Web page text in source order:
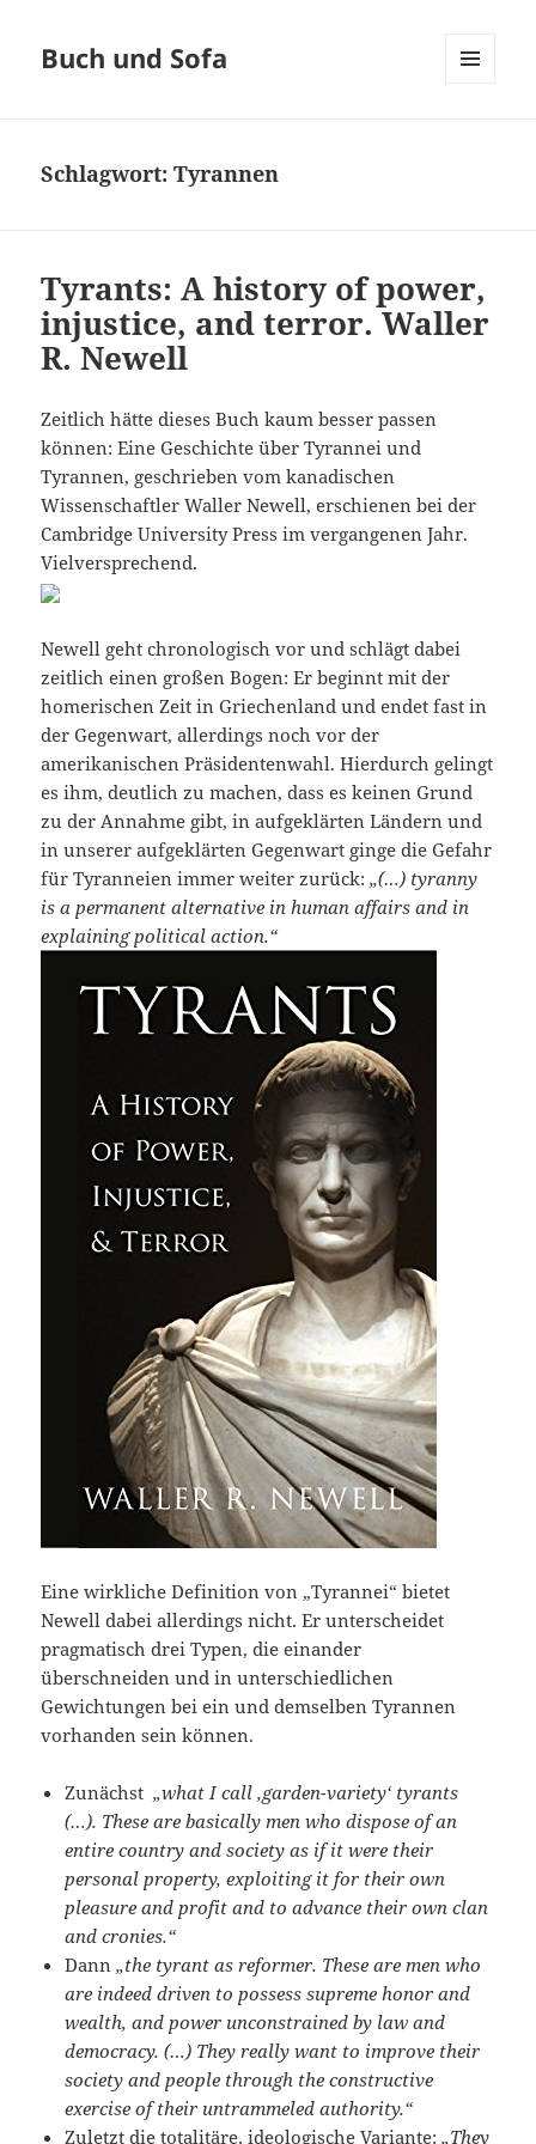
Buch und Sofa
Schlagwort:Tyrannen
Tyrants: A history of power,
injustice, and terror. Waller
R. Newell
Zeitlich hätte dieses Buch kaum besser passen
können: Eine Geschichte über Tyrannei und
Tyrannen, geschrieben vom kanadischen
Wissenschaftler Waller Newell, erschienen bei der
Cambridge University Press im vergangenen Jahr.
Vielversprechend.
Newell geht chronologisch vor und schlägt dabei
zeitlich einen großen Bogen: Er beginnt mit der
homerischen Zeit in Griechenland und endet fast in
der Gegenwart, allerdings noch vor der
amerikanischen Präsidentenwahl. Hierdurch gelingt
es ihm, deutlich zu machen, dass es keinen Grund
zu der Annahme gibt, in aufgeklärten Ländern und
in unserer aufgeklärten Gegenwart ginge die Gefahr
für Tyranneien immer weiter zurück:„(…) tyranny
is a permanent alternative in human affairs and in
explaining political action.“
Eine wirkliche Definition von „Tyrannei“ bietet
Newell dabei allerdings nicht. Er unterscheidet
pragmatisch drei Typen, die einander
überschneiden und in unterschiedlichen
Gewichtungen bei ein und demselben Tyrannen
vorhanden sein können.
Zunächst„what I call ‚garden-variety‘ tyrants
(…). These are basically men who dispose of an
entire country and society as if it were their
personal property, exploiting it for their own
pleasure and profit and to advance their own clan
and cronies.“
Dann„the tyrant as reformer. These are men who
are indeed driven to possess supreme honor and
wealth, and power unconstrained by law and
democracy. (…) They really want to improve their
society and people through the constructive
exercise of their untrammeled authority.“
Zuletzt die totalitäre, ideologische Variante:„They